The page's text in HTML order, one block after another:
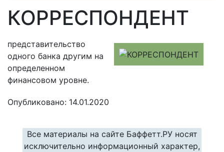
КОРРЕСПОНДЕНТ
представительство
одного банка другим на
определенном
финансовом уровне.
Опубликовано: 14.01.2020
Все материалы на сайте Баффетт.РУ носят
исключительно информационный характер,